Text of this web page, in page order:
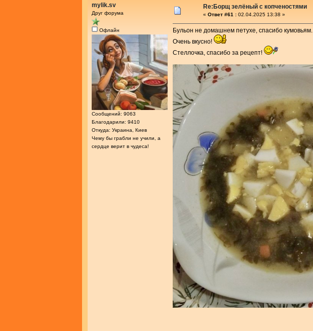
mylik.sv
Друг форума
Офлайн
Сообщений: 9063
Благодарили: 9410
Откуда: Украина, Киев
Чему бы грабли не учили, а
сердце верит в чудеса!
Re:Борщ зелёный с копченостями
« Ответ #61 : 02.04.2025 13:38 »
Бульон не домашнем петухе, спасибо кумовьям.
Очень вкусно!
Стеллочка, спасибо за рецепт!